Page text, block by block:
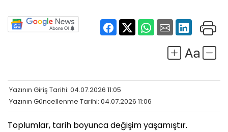
Yazının Giriş Tarihi: 04.07.2026 11:05
Yazının Güncellenme Tarihi: 04.07.2026 11:06
Toplumlar, tarih boyunca değişim yaşamıştır.